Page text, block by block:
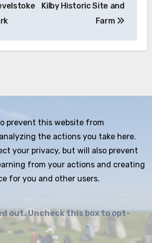
Kilby Historic Site and
Farm
prevent this website from
the actions you take here.
your privacy, but will also prevent
from your actions and creating
for you and other users.
out. Uncheck this box to opt-